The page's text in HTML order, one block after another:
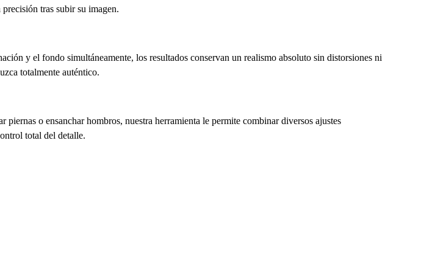
tras subir su imagen.
y el fondo simultáneamente, los resultados conservan un realismo absoluto sin distorsiones ni
totalmente auténtico.
piernas o ensanchar hombros, nuestra herramienta le permite combinar diversos ajustes
total del detalle.